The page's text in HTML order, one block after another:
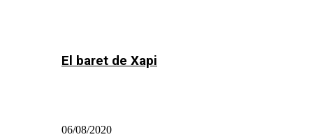
El baret de Xapi
06/08/2020